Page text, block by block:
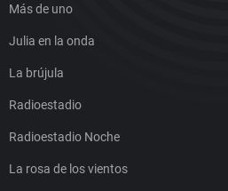
Más de uno
Julia en la onda
La brújula
Radioestadio
Radioestadio Noche
La rosa de los vientos